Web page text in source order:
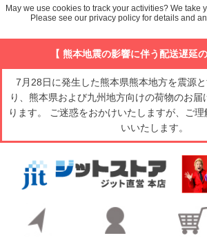
【 熊本地震の影響に伴う配送遅延
7月28日に発生した熊本県熊本地方を震源
り、熊本県および九州地方向けの荷物のお届
ります。 ご迷惑をおかけいたしますが、ご
いいたします。
May we use cookies to track your activities? We take
Please see our privacy policy for details and